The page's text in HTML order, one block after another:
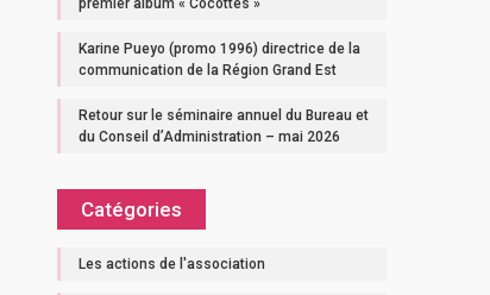
premier album « Cocottes »
Karine Pueyo (promo 1996) directrice de la
communication de la Région Grand Est
Retour sur le séminaire annuel du Bureau et
du Conseil d’Administration – mai 2026
Catégories
Les actions de l'association